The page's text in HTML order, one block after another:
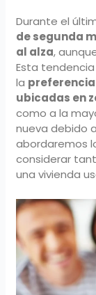
Durante el
de segunda
al alza,
Esta
la
ubicadas en
como a la
nueva debido
abordaremos
considerar
una vivienda